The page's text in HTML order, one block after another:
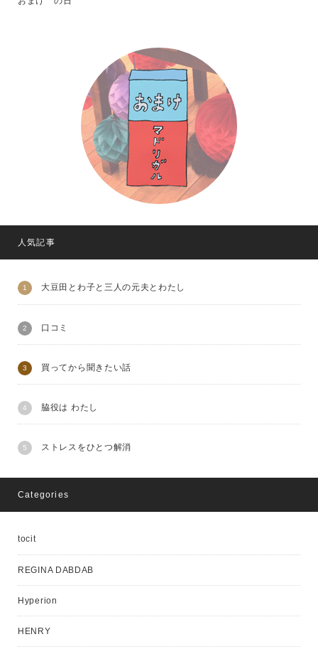
人気記事
大豆田とわ子と三人の元夫とわたし
口コミ
買ってから聞きたい話
脇役は わたし
ストレスをひとつ解消
Categories
tocit
REGINA DABDAB
Hyperion
HENRY